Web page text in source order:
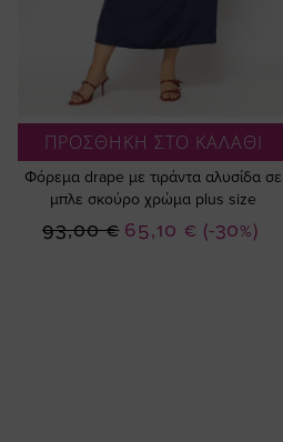
ΠΡΟΣΘΗΚΗ ΣΤΟ ΚΑΛΑΘΙ
Φόρεμα drape με τιράντα αλυσίδα σε
μπλε σκούρο χρώμα plus size
(-30%)
Ειδική
65,10 €
93,00 €